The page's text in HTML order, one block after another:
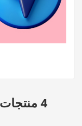
4 منتجات أخرى في نفس الفئة: